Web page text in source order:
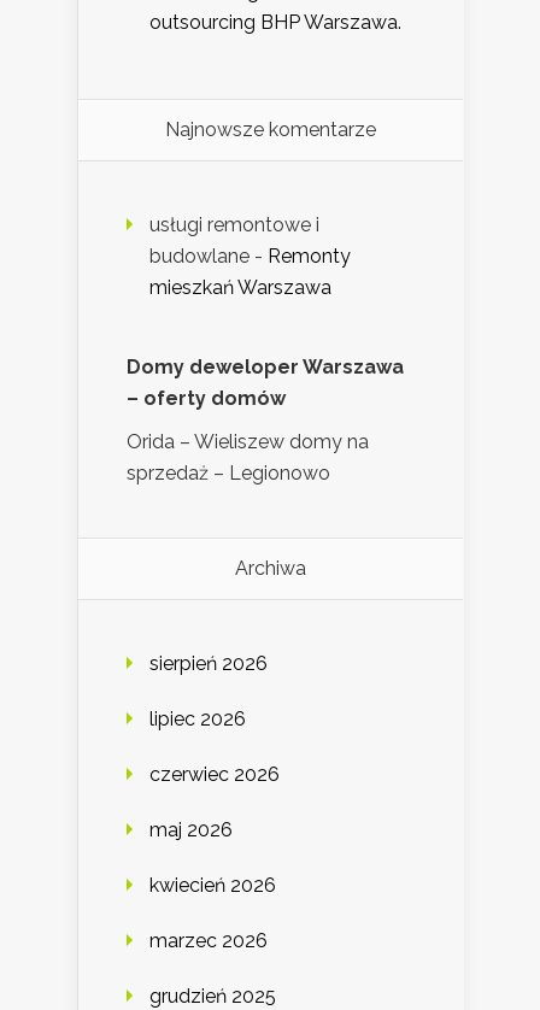
outsourcing BHP Warszawa.
Najnowsze komentarze
usługi remontowe i
budowlane - Remonty
mieszkań Warszawa
Domy deweloper Warszawa
– oferty domów
Orida – Wieliszew domy na
sprzedaż – Legionowo
Archiwa
sierpień 2026
lipiec 2026
czerwiec 2026
maj 2026
kwiecień 2026
marzec 2026
grudzień 2025